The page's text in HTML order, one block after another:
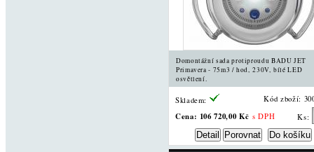
Domontážní sada protiproudu BADU JET
Primavera - 75m3 / hod, 230V, bílé LED
osvětlení.
Skladem: Kód zboží:
Cena: 106 720,00 Kč s DPH Ks: